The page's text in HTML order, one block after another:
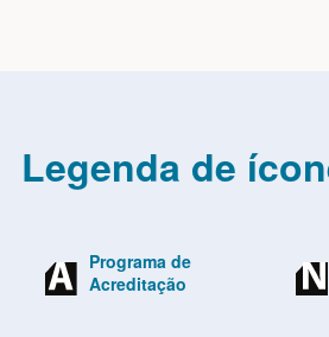
Legenda de
Programa de
Acreditação